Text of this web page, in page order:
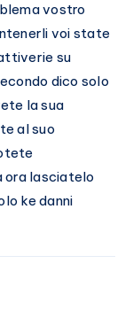
vostro
voi state
su
dico solo
la sua
al suo
ora lasciatelo
ke danni